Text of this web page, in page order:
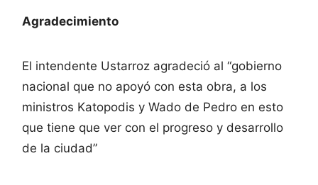
Agradecimiento
El intendente Ustarroz agradeció al “gobierno
nacional que no apoyó con esta obra, a los
ministros Katopodis y Wado de Pedro en esto
que tiene que ver con el progreso y desarrollo
de la ciudad”